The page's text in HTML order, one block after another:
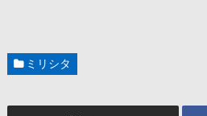
ミリシタ